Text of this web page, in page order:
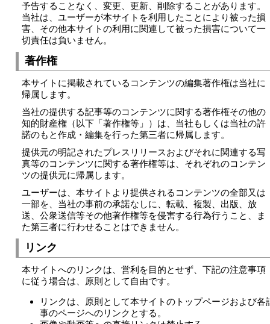
予告することなく、変更、更新、削除することがあります。
当社は、ユーザーが本サイトを利用したことにより被った損
害、その他本サイトの利用に関連して被った損害について一
切責任は負いません。
著作権
本サイトに掲載されているコンテンツの編集著作権は当社に
帰属します。
当社の提供する記事等のコンテンツに関する著作権その他の
知的財産権（以下「著作権等」）は、当社もしくは当社の許
諾のもと作成・編集を行った第三者に帰属します。
提供元の明記されたプレスリリースおよびそれに関連する写
真等のコンテンツに関する著作権等は、それぞれのコンテン
ツの提供元に帰属します。
ユーザーは、本サイトより提供されるコンテンツの全部又は
一部を、当社の事前の承諾なしに、転載、複製、出版、放
送、公衆送信等その他著作権等を侵害する行為行うこと、ま
た第三者に行わせることはできません。
リンク
本サイトへのリンクは、営利を目的とせず、下記の注意事項
に従う場合は、原則として自由です。
リンクは、原則として本サイトのトップページおよび各
事のページへのリンクとする。